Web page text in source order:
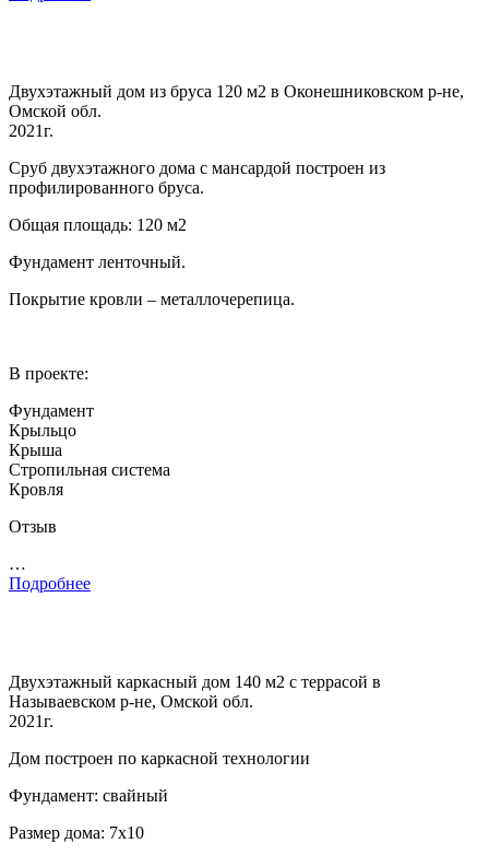
Двухэтажный дом из бруса 120 м2 в Оконешниковском р-не,
Омской обл.
2021г.
Сруб двухэтажного дома с мансардой построен из
профилированного бруса.
Общая площадь: 120 м2
Фундамент ленточный.
Покрытие кровли – металлочерепица.
В проекте:
Фундамент
Крыльцо
Крыша
Стропильная система
Кровля
Отзыв
…
Подробнее
Двухэтажный каркасный дом 140 м2 с террасой в
Называевском р-не, Омской обл.
2021г.
Дом построен по каркасной технологии
Фундамент: свайный
Размер дома: 7х10